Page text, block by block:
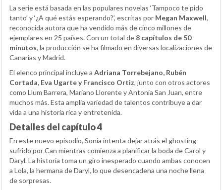
La serie está basada en las populares novelas ‘Tampoco te pido
tanto’ y ‘¿A qué estás esperando?’, escritas por Megan Maxwell,
reconocida autora que ha vendido más de cinco millones de
ejemplares en 25 países. Con un total de 8 capítulos de 50
minutos, la producción se ha filmado en diversas localizaciones de
Canarias y Madrid.
El elenco principal incluye a Adriana Torrebejano, Rubén
Cortada, Eva Ugarte y Francisco Ortiz, junto con otros actores
como Llum Barrera, Mariano Llorente y Antonia San Juan, entre
muchos más. Esta amplia variedad de talentos contribuye a dar
vida a una historia rica y entretenida.
Detalles del capítulo 4
En este nuevo episodio, Sonia intenta dejar atrás el ghosting
sufrido por Can mientras comienza a planificar la boda de Carol y
Daryl. La historia toma un giro inesperado cuando ambas conocen
a Lola, la hermana de Daryl, lo que desencadena una noche llena
de sorpresas.